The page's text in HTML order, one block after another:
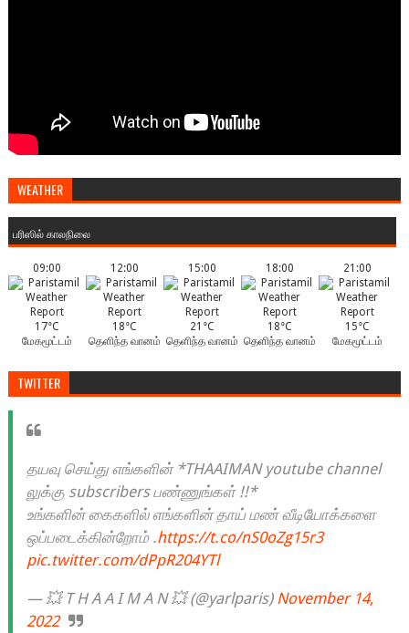
WEATHER
பரிஸில் காலநிலை
09:00
17°C
மேகமூட்டம்
12:00
18°C
தெளிந்த வானம்
15:00
21°C
தெளிந்த வானம்
18:00
18°C
தெளிந்த வானம்
21:00
15°C
மேகமூட்டம்
TWITTER
தயவு செய்து எங்களின் *THAAIMAN youtube channel
லுக்கு subscribers பண்ணுங்கள் !!*
உங்களின் கைகளில் எங்களின் தாய் மண் வீடியோக்களை
ஒப்படைக்கின்றோம் .https://t.co/nS0oZg15r3
pic.twitter.com/dPpR204YTl
— 💥 T H A A I M A N 💥 (@yarlparis) November 14,
2022